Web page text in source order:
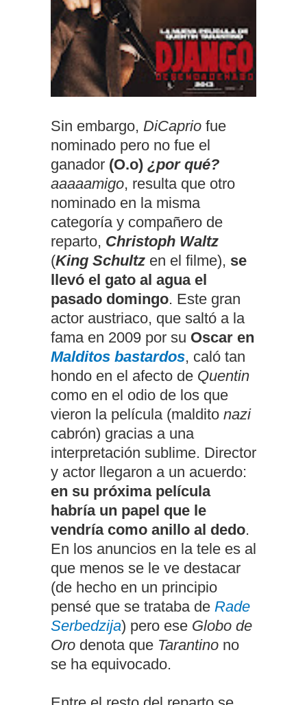
Sin embargo, DiCaprio fue
nominado pero no fue el
ganador (O.o) ¿por qué?
aaaaamigo, resulta que otro
nominado en la misma
categoría y compañero de
reparto, Christoph Waltz
(King Schultz en el filme), se
llevó el gato al agua el
pasado domingo. Este gran
actor austriaco, que saltó a la
fama en 2009 por su Oscar en
Malditos bastardos, caló tan
hondo en el afecto de Quentin
como en el odio de los que
vieron la película (maldito nazi
cabrón) gracias a una
interpretación sublime. Director
y actor llegaron a un acuerdo:
en su próxima película
habría un papel que le
vendría como anillo al dedo.
En los anuncios en la tele es al
que menos se le ve destacar
(de hecho en un principio
pensé que se trataba de Rade
Serbedzija) pero ese Globo de
Oro denota que Tarantino no
se ha equivocado.